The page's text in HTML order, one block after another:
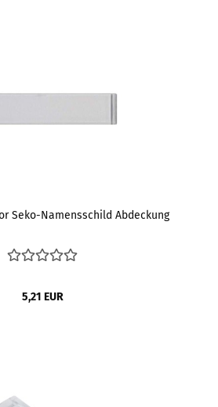
Seko-Namensschild Abdeckung
5,21 EUR